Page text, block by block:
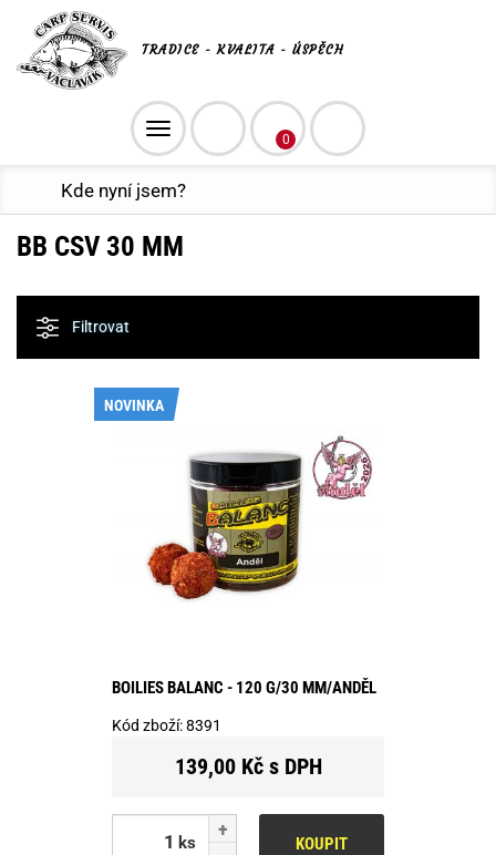
TRADICE - KVALITA - ÚSPĚCH
Toggle
navigation
0
Kde nyní jsem?
BB CSV 30 MM
Filtrovat
BOILIES BALANC - 120 G/30 MM/ANDĚL
Kód zboží:8391
139,00 Kč s DPH
ks KOUPIT
NOVINKA